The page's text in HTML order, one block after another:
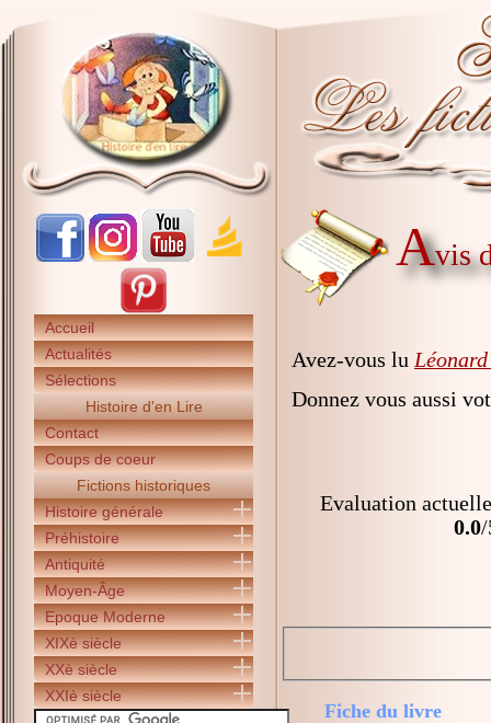
Accueil
Actualités
Sélections
Histoire d'en Lire
Contact
Coups de coeur
Fictions historiques
Histoire générale
Préhistoire
Antiquité
Moyen-Âge
Epoque Moderne
XIXè siècle
XXè siècle
XXIè siècle
Avis
Avez-vous lu
Donnez vous aussi
Evaluation
0.0/
Fiche du livre